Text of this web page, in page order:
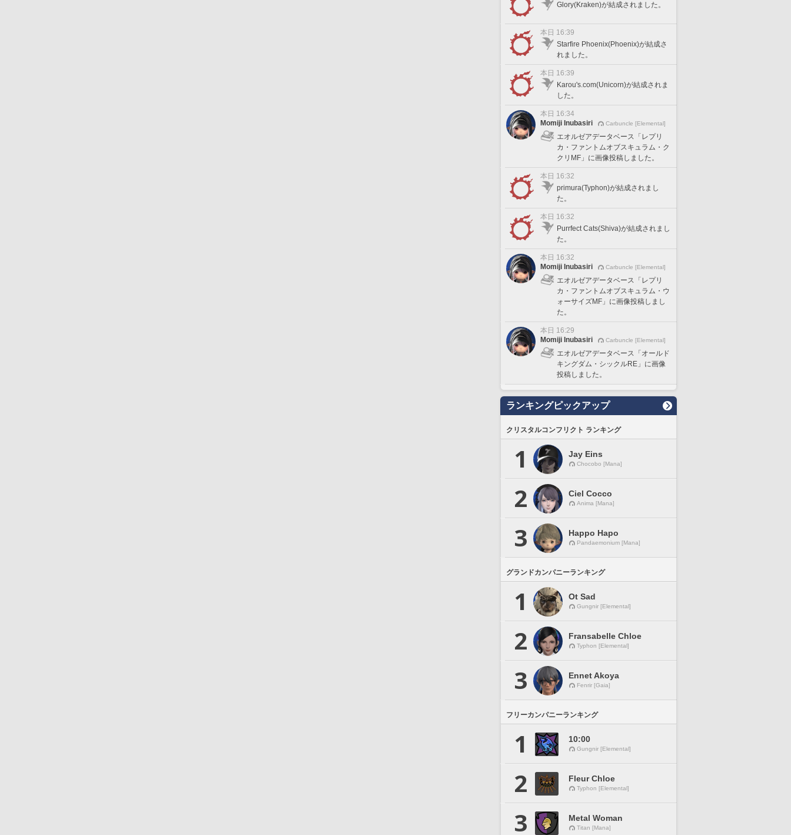
Glory(Kraken)が結成されました。
本日 16:39
Starfire Phoenix(Phoenix)が結成さ
れました。
本日 16:39
Karou's.com(Unicorn)が結成されま
した。
本日 16:34
Momiji Inubasiri
Carbuncle [Elemental]
エオルゼアデータベース「レプリ
カ・ファントムオブスキュラム・ク
クリMF」に画像投稿しました。
本日 16:32
primura(Typhon)が結成されまし
た。
本日 16:32
Purrfect Cats(Shiva)が結成されまし
た。
本日 16:32
Momiji Inubasiri
Carbuncle [Elemental]
エオルゼアデータベース「レプリ
カ・ファントムオブスキュラム・ウ
ォーサイズMF」に画像投稿しまし
た。
本日 16:29
Momiji Inubasiri
Carbuncle [Elemental]
エオルゼアデータベース「オールド
キングダム・シックルRE」に画像
投稿しました。
ランキングピックアップ
クリスタルコンフリクト ランキング
1 Jay Eins
Chocobo [Mana]
2 Ciel Cocco
Anima [Mana]
3 Happo Hapo
Pandaemonium [Mana]
グランドカンパニーランキング
1 Ot Sad
Gungnir [Elemental]
2 Fransabelle Chloe
Typhon [Elemental]
3 Ennet Akoya
Fenrir [Gaia]
フリーカンパニーランキング
1 10:00
Gungnir [Elemental]
2 Fleur Chloe
Typhon [Elemental]
3 Metal Woman
Titan [Mana]